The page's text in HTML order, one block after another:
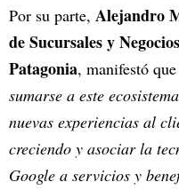
Por su parte, Alejandro
de Sucursales y
Patagonia, manifestó
sumarse a este
nuevas experiencias al
creciendo y asociar la
Google a servicios y